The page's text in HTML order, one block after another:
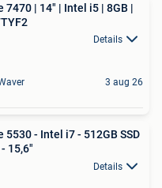
| Intel i5 | 8GB |
Details
3 aug 26
5530 - Intel i7 - 512GB SSD
15,6"
Details